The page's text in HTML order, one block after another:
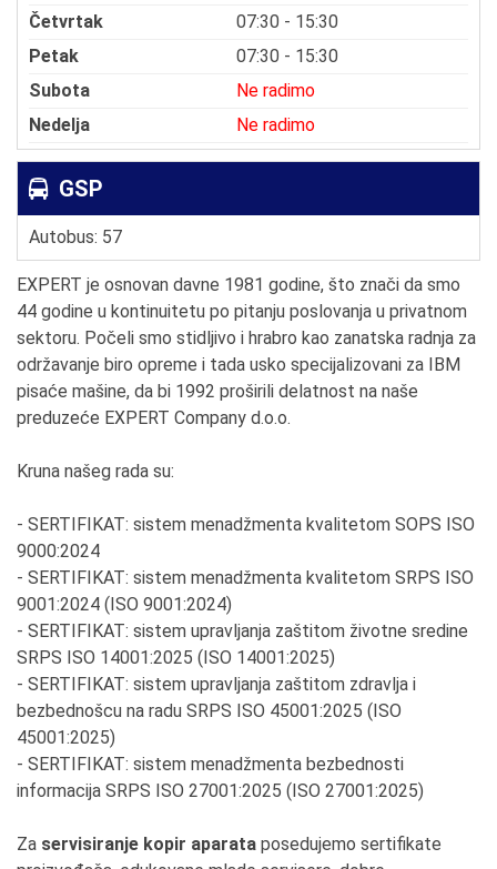
Četvrtak
07:30 - 15:30
Petak
07:30 - 15:30
Subota
Ne radimo
Nedelja
Ne radimo
GSP
Autobus: 57
EXPERT je osnovan davne 1981 godine, što znači da smo
44 godine u kontinuitetu po pitanju poslovanja u privatnom
sektoru. Počeli smo stidljivo i hrabro kao zanatska radnja za
održavanje biro opreme i tada usko specijalizovani za IBM
pisaće mašine, da bi 1992 proširili delatnost na naše
preduzeće EXPERT Company d.o.o.
Kruna našeg rada su:
- SERTIFIKAT: sistem menadžmenta kvalitetom SOPS ISO
9000:2024
- SERTIFIKAT: sistem menadžmenta kvalitetom SRPS ISO
9001:2024 (ISO 9001:2024)
- SERTIFIKAT: sistem upravljanja zaštitom životne sredine
SRPS ISO 14001:2025 (ISO 14001:2025)
- SERTIFIKAT: sistem upravljanja zaštitom zdravlja i
bezbednošcu na radu SRPS ISO 45001:2025 (ISO
45001:2025)
- SERTIFIKAT: sistem menadžmenta bezbednosti
informacija SRPS ISO 27001:2025 (ISO 27001:2025)
Za servisiranje kopir aparata posedujemo sertifikate